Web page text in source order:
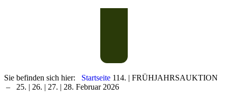
Sie befinden sich hier: Startseite 114. | FRÜHJAHRSAUKTION
– 25. | 26. | 27. | 28. Februar 2026